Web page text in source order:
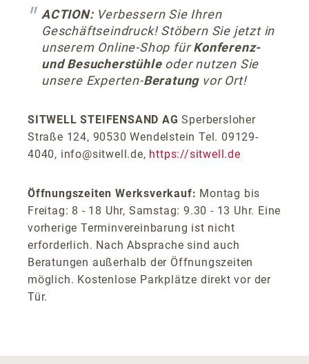
ACTION:Verbessern Sie Ihren
Geschäftseindruck! Stöbern Sie jetzt in
unserem Online-Shop fürKonferenz-
und Besucherstühleoder nutzen Sie
unsere Experten-Beratungvor Ort!
SITWELL STEIFENSAND AG Sperbersloher
Straße 124, 90530 Wendelstein Tel. 09129-
4040, info@sitwell.de, https://sitwell.de
Öffnungszeiten Werksverkauf: Montag bis
Freitag: 8 - 18 Uhr, Samstag: 9.30 - 13 Uhr. Eine
vorherige Terminvereinbarung ist nicht
erforderlich. Nach Absprache sind auch
Beratungen außerhalb der Öffnungszeiten
möglich. Kostenlose Parkplätze direkt vor der
Tür.